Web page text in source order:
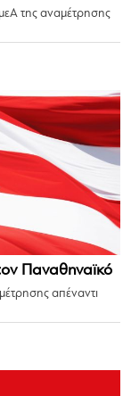
της αναμέτρησης
Παναθηναϊκό
απέναντι